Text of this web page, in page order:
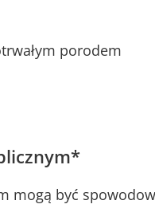
porodem
mogą być